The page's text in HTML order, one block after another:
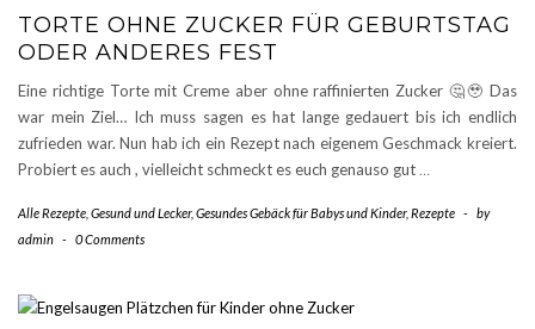
TORTE OHNE ZUCKER FÜR GEBURTSTAG
ODER ANDERES FEST
Eine richtige Torte mit Creme aber ohne raffinierten Zucker 🤔🥹 Das
war mein Ziel… Ich muss sagen es hat lange gedauert bis ich endlich
zufrieden war. Nun hab ich ein Rezept nach eigenem Geschmack kreiert.
Probiert es auch , vielleicht schmeckt es euch genauso gut …
Alle Rezepte Gesund und Lecker, Gesundes Gebäck für Babys und Kinder, Rezepte -
by
admin - 0 Comments